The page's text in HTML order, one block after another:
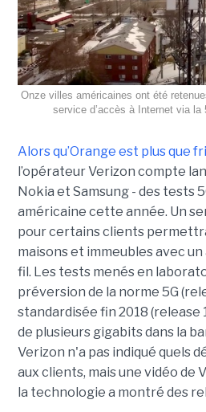
Onze villes américaines ont été
service d’accès à Internet via
Alors qu’Orange est plus que
l’opérateur Verizon compte
Nokia et Samsung - des tests
américaine cette année. Un
pour certains clients
maisons et immeubles avec
fil. Les tests menés en
préversion de la norme 5G
standardisée fin 2018 (release
de plusieurs gigabits dans la
Verizon n'a pas indiqué quels
aux clients, mais une vidéo de
la technologie a montré des